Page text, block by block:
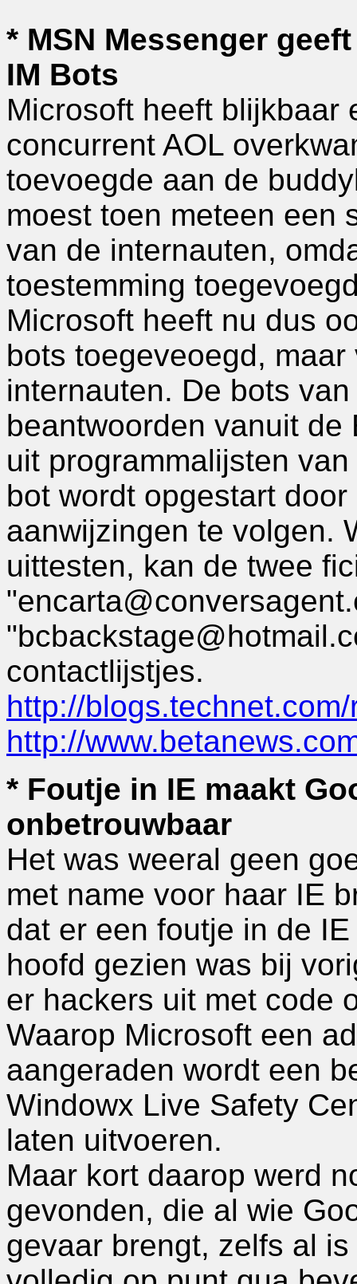
* MSN Messenger
IM Bots
Microsoft heeft blijkbaar
concurrent AOL
toevoegde aan de
moest toen meteen een
van de internauten,
toestemming
Microsoft heeft nu dus
bots toegeveoegd,
internauten. De bots
beantwoorden vanuit
uit programmalijsten
bot wordt opgestart
aanwijzingen te volgen.
uittesten, kan de twee
contactlijstjes.
http://
http://
* Foutje in IE maakt
onbetrouwbaar
Het was weeral geen
met name voor haar IE
dat er een foutje in de
hoofd gezien was bij
er hackers uit met code
Waarop Microsoft een
aangeraden wordt een
Windowx Live Safety
laten uitvoeren.
Maar kort daarop werd
gevonden, die al wie
gevaar brengt, zelfs al